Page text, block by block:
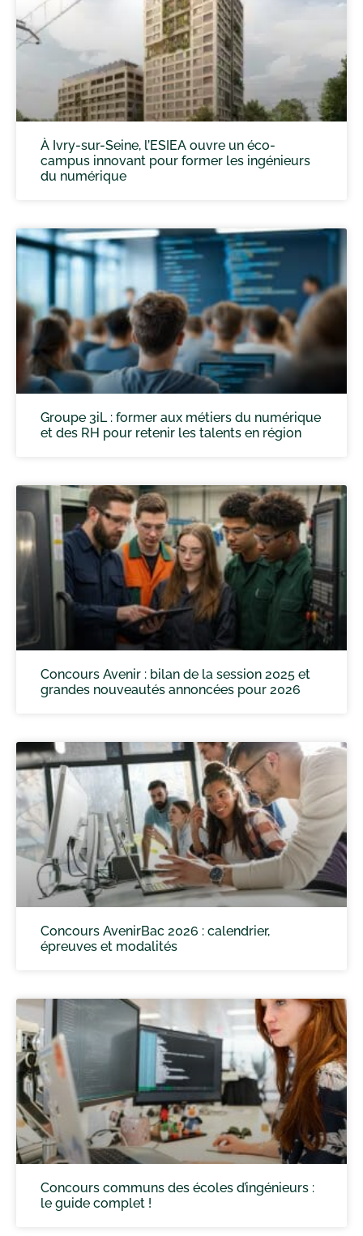
À Ivry-sur-Seine, l’ESIEA ouvre un éco-
campus innovant pour former les ingénieurs
du numérique
Groupe 3iL : former aux métiers du numérique
et des RH pour retenir les talents en région
Concours Avenir : bilan de la session 2025 et
grandes nouveautés annoncées pour 2026
Concours AvenirBac 2026 : calendrier,
épreuves et modalités
Concours communs des écoles d’ingénieurs :
le guide complet !